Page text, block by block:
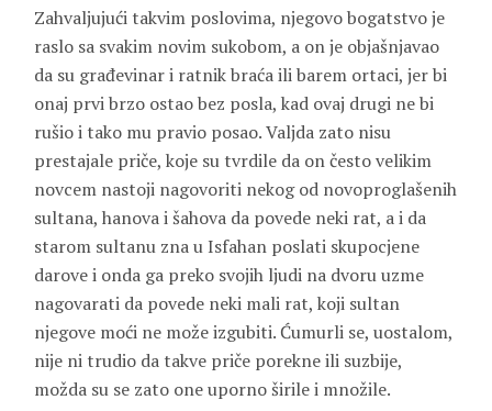
Zahvaljujući takvim poslovima, njegovo bogatstvo je
raslo sa svakim novim sukobom, a on je objašnjavao
da su građevinar i ratnik braća ili barem ortaci, jer bi
onaj prvi brzo ostao bez posla, kad ovaj drugi ne bi
rušio i tako mu pravio posao. Valjda zato nisu
prestajale priče, koje su tvrdile da on često velikim
novcem nastoji nagovoriti nekog od novoproglašenih
sultana, hanova i šahova da povede neki rat, a i da
starom sultanu zna u Isfahan poslati skupocjene
darove i onda ga preko svojih ljudi na dvoru uzme
nagovarati da povede neki mali rat, koji sultan
njegove moći ne može izgubiti. Ćumurli se, uostalom,
nije ni trudio da takve priče porekne ili suzbije,
možda su se zato one uporno širile i množile.